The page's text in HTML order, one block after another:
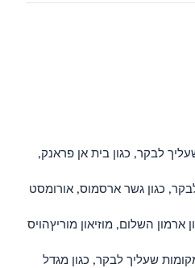
לבקר, כגון בית אן פראנק,
כגון גשר ארסמוס, אורומסט
השלום, מוזיאון מוריץהויס
שעליך לבקר, כגון מגדל